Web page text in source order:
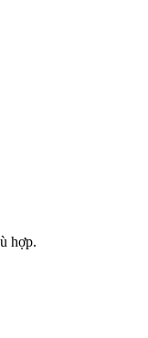
hợp.